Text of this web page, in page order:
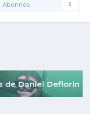
Abonnés 0